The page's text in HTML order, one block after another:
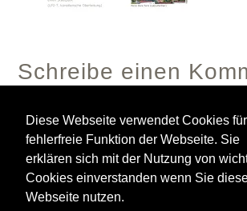
Diese Webseite verwendet Cookies
fehlerfreie Funktion der Webseite. Sie
erklären sich mit der Nutzung von
Cookies einverstanden wenn Sie
Webseite nutzen.
Schreibe einen
Du musstangemeldetsein, um einen
abzugeben.